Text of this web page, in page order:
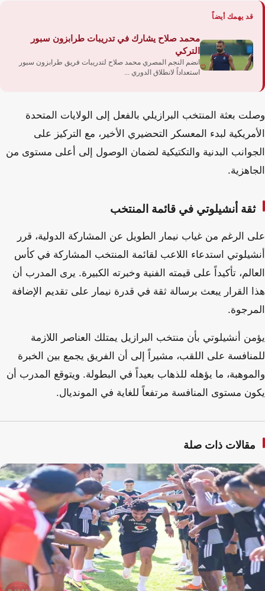
قد يهمك أيضاً
محمد صلاح يشارك في تدريبات طرابزون سبور
التركي
انضم النجم المصري محمد صلاح لتدريبات فريق طرابزون سبور
استعداداً لانطلاق الدوري ...
وصلت بعثة المنتخب البرازيلي بالفعل إلى الولايات المتحدة
الأمريكية لبدء المعسكر التحضيري الأخير، مع التركيز على
الجوانب البدنية والتكتيكية لضمان الوصول إلى أعلى مستوى من
الجاهزية.
ثقة أنشيلوتي في قائمة المنتخب
على الرغم من غياب نيمار الطويل عن المشاركة الدولية، قرر
أنشيلوتي استدعاء اللاعب لقائمة المنتخب المشاركة في كأس
العالم، تأكيداً على قيمته الفنية وخبرته الكبيرة. يرى المدرب أن
هذا القرار يبعث برسالة ثقة في قدرة نيمار على تقديم الإضافة
المرجوة.
يؤمن أنشيلوتي بأن منتخب البرازيل يمتلك العناصر اللازمة
للمنافسة على اللقب، مشيراً إلى أن الفريق يجمع بين الخبرة
والموهبة، ما يؤهله للذهاب بعيداً في البطولة. ويتوقع المدرب أن
يكون مستوى المنافسة مرتفعاً للغاية في المونديال.
مقالات ذات صلة